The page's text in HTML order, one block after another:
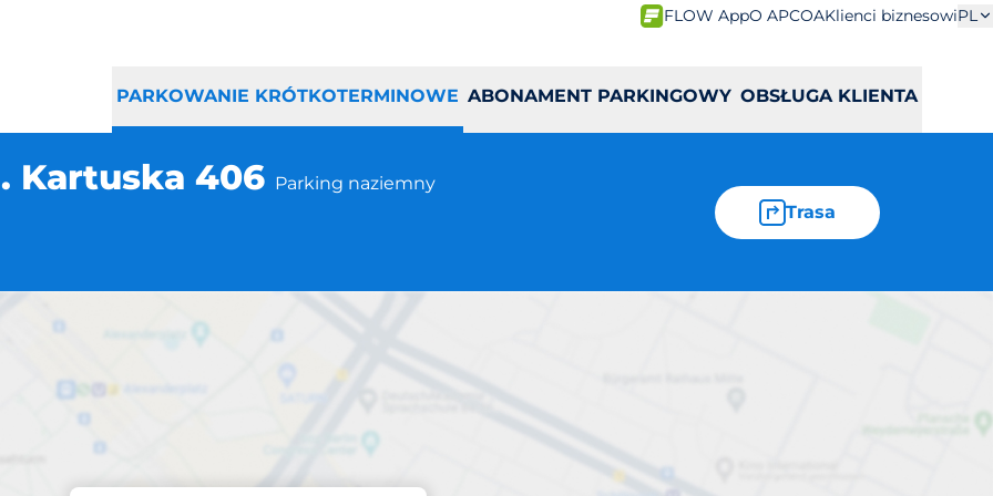
FLOW AppO APCOAKlienci biznesowiPL
PARKOWANIE KRÓTKOTERMINOWE ABONAMENT PARKINGOWY OBSŁUGA KLIENTA
Kartuska 406 Parking naziemny
Trasa
Gdańsk ul. Kartuska 406